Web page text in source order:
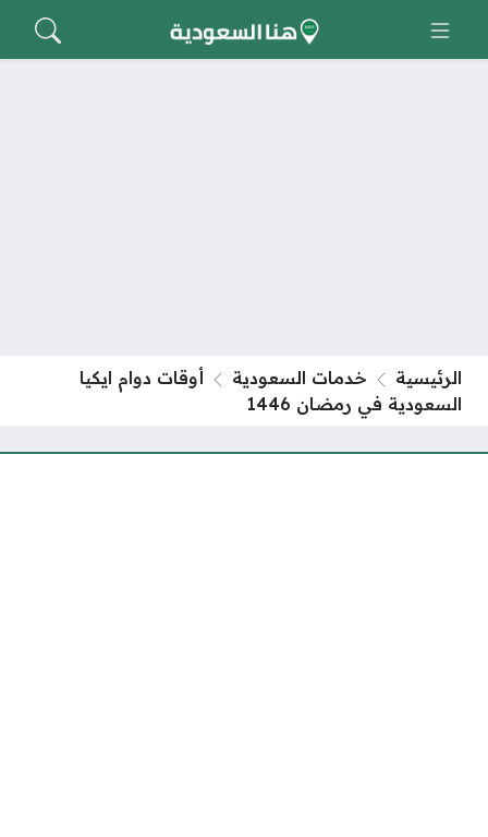
الرئيسية خدمات السعودية
أوقات دوام ايكيا
السعودية في رمضان 1446